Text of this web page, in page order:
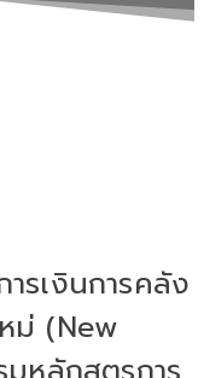
รเงินการคลัง
ม่ (New